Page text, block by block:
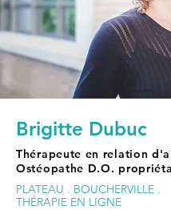
Brigitte Dubuc
Thérapeute en relation
Ostéopathe D.O. proprié
PLATEAU . BOUCHERVILLE .
THÉRAPIE EN LIGNE